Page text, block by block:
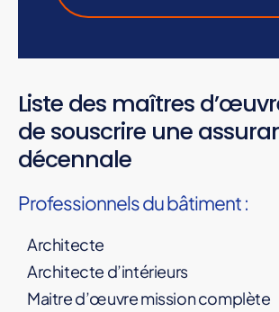
Liste des maîtres
de souscrire une
décennale
Professionnels du bâtiment :
Architecte
Architecte d’intérieurs
Maitre d’œuvre mission complète